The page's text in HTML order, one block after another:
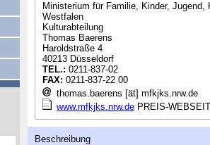
Ministerium für Familie, Kinder,
Westfalen
Kulturabteilung
Thomas Baerens
Haroldstraße 4
40213 Düsseldorf
TEL.: 0211-837-02
FAX: 0211-837-22 00
thomas.baerens [ät] mfkjks.nrw.de
www.mfkjks.nrw.de PREIS-
Beschreibung